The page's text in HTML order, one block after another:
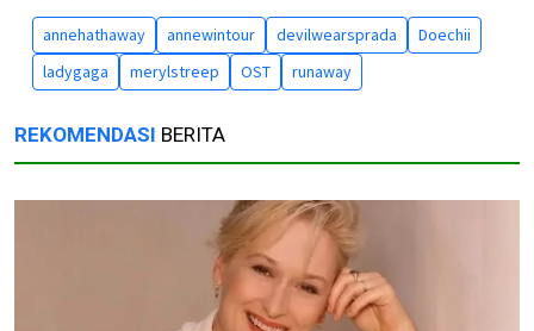
annehathaway annewintour devilwearsprada
Doechii
ladygaga
merylstreep OST runaway
REKOMENDASI BERITA